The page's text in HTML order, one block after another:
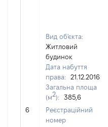
6
Вид об'єкта:
Житловий
будинок
Дата набуття
права:
21.12.2016
Загальна площа
(м2):
385,6
Реєстраційний
номер